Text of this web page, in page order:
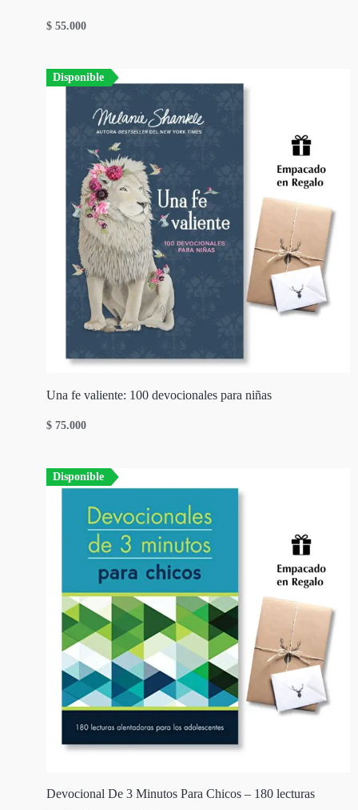
$ 55.000
Disponible
Una fe valiente: 100 devocionales para niñas
$ 75.000
Disponible
Devocional De 3 Minutos Para Chicos – 180 lecturas